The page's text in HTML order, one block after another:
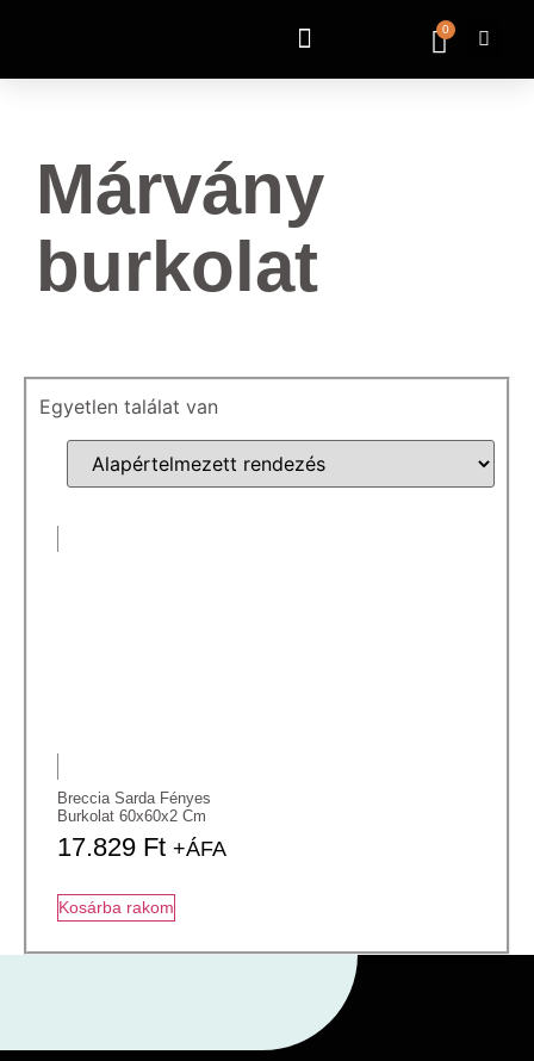
0
Márvány
burkolat
Egyetlen találat van
Breccia Sarda Fényes
Burkolat 60x60x2 Cm
17.829 Ft +ÁFA
Kosárba rakom